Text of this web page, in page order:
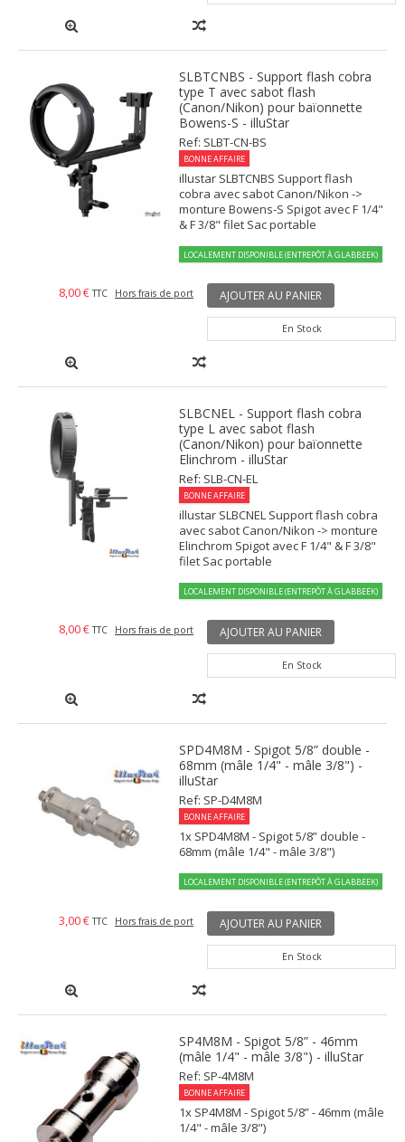
SLBTCNBS - Support flash cobra
type T avec sabot flash
(Canon/Nikon) pour baïonnette
Bowens-S - illuStar
Ref: SLBT-CN-BS
BONNE AFFAIRE
illustar SLBTCNBS Support flash
cobra avec sabot Canon/Nikon ->
monture Bowens-S Spigot avec F 1/4"
& F 3/8" filet Sac portable
LOCALEMENT DISPONIBLE (ENTREPÔT À GLABBEEK)
8,00 € TTC Hors frais de port AJOUTER AU PANIER
En Stock
SLBCNEL - Support flash cobra
type L avec sabot flash
(Canon/Nikon) pour baïonnette
Elinchrom - illuStar
Ref: SLB-CN-EL
BONNE AFFAIRE
illustar SLBCNEL Support flash cobra
avec sabot Canon/Nikon -> monture
Elinchrom Spigot avec F 1/4" & F 3/8"
filet Sac portable
LOCALEMENT DISPONIBLE (ENTREPÔT À GLABBEEK)
8,00 € TTC Hors frais de port AJOUTER AU PANIER
En Stock
SPD4M8M - Spigot 5/8” double -
68mm (mâle 1/4" - mâle 3/8") -
illuStar
Ref: SP-D4M8M
BONNE AFFAIRE
1x SPD4M8M - Spigot 5/8” double -
68mm (mâle 1/4" - mâle 3/8")
LOCALEMENT DISPONIBLE (ENTREPÔT À GLABBEEK)
3,00 € TTC Hors frais de port AJOUTER AU PANIER
En Stock
SP4M8M - Spigot 5/8” - 46mm
(mâle 1/4" - mâle 3/8") - illuStar
Ref: SP-4M8M
BONNE AFFAIRE
1x SP4M8M - Spigot 5/8” - 46mm (mâle
1/4" - mâle 3/8")